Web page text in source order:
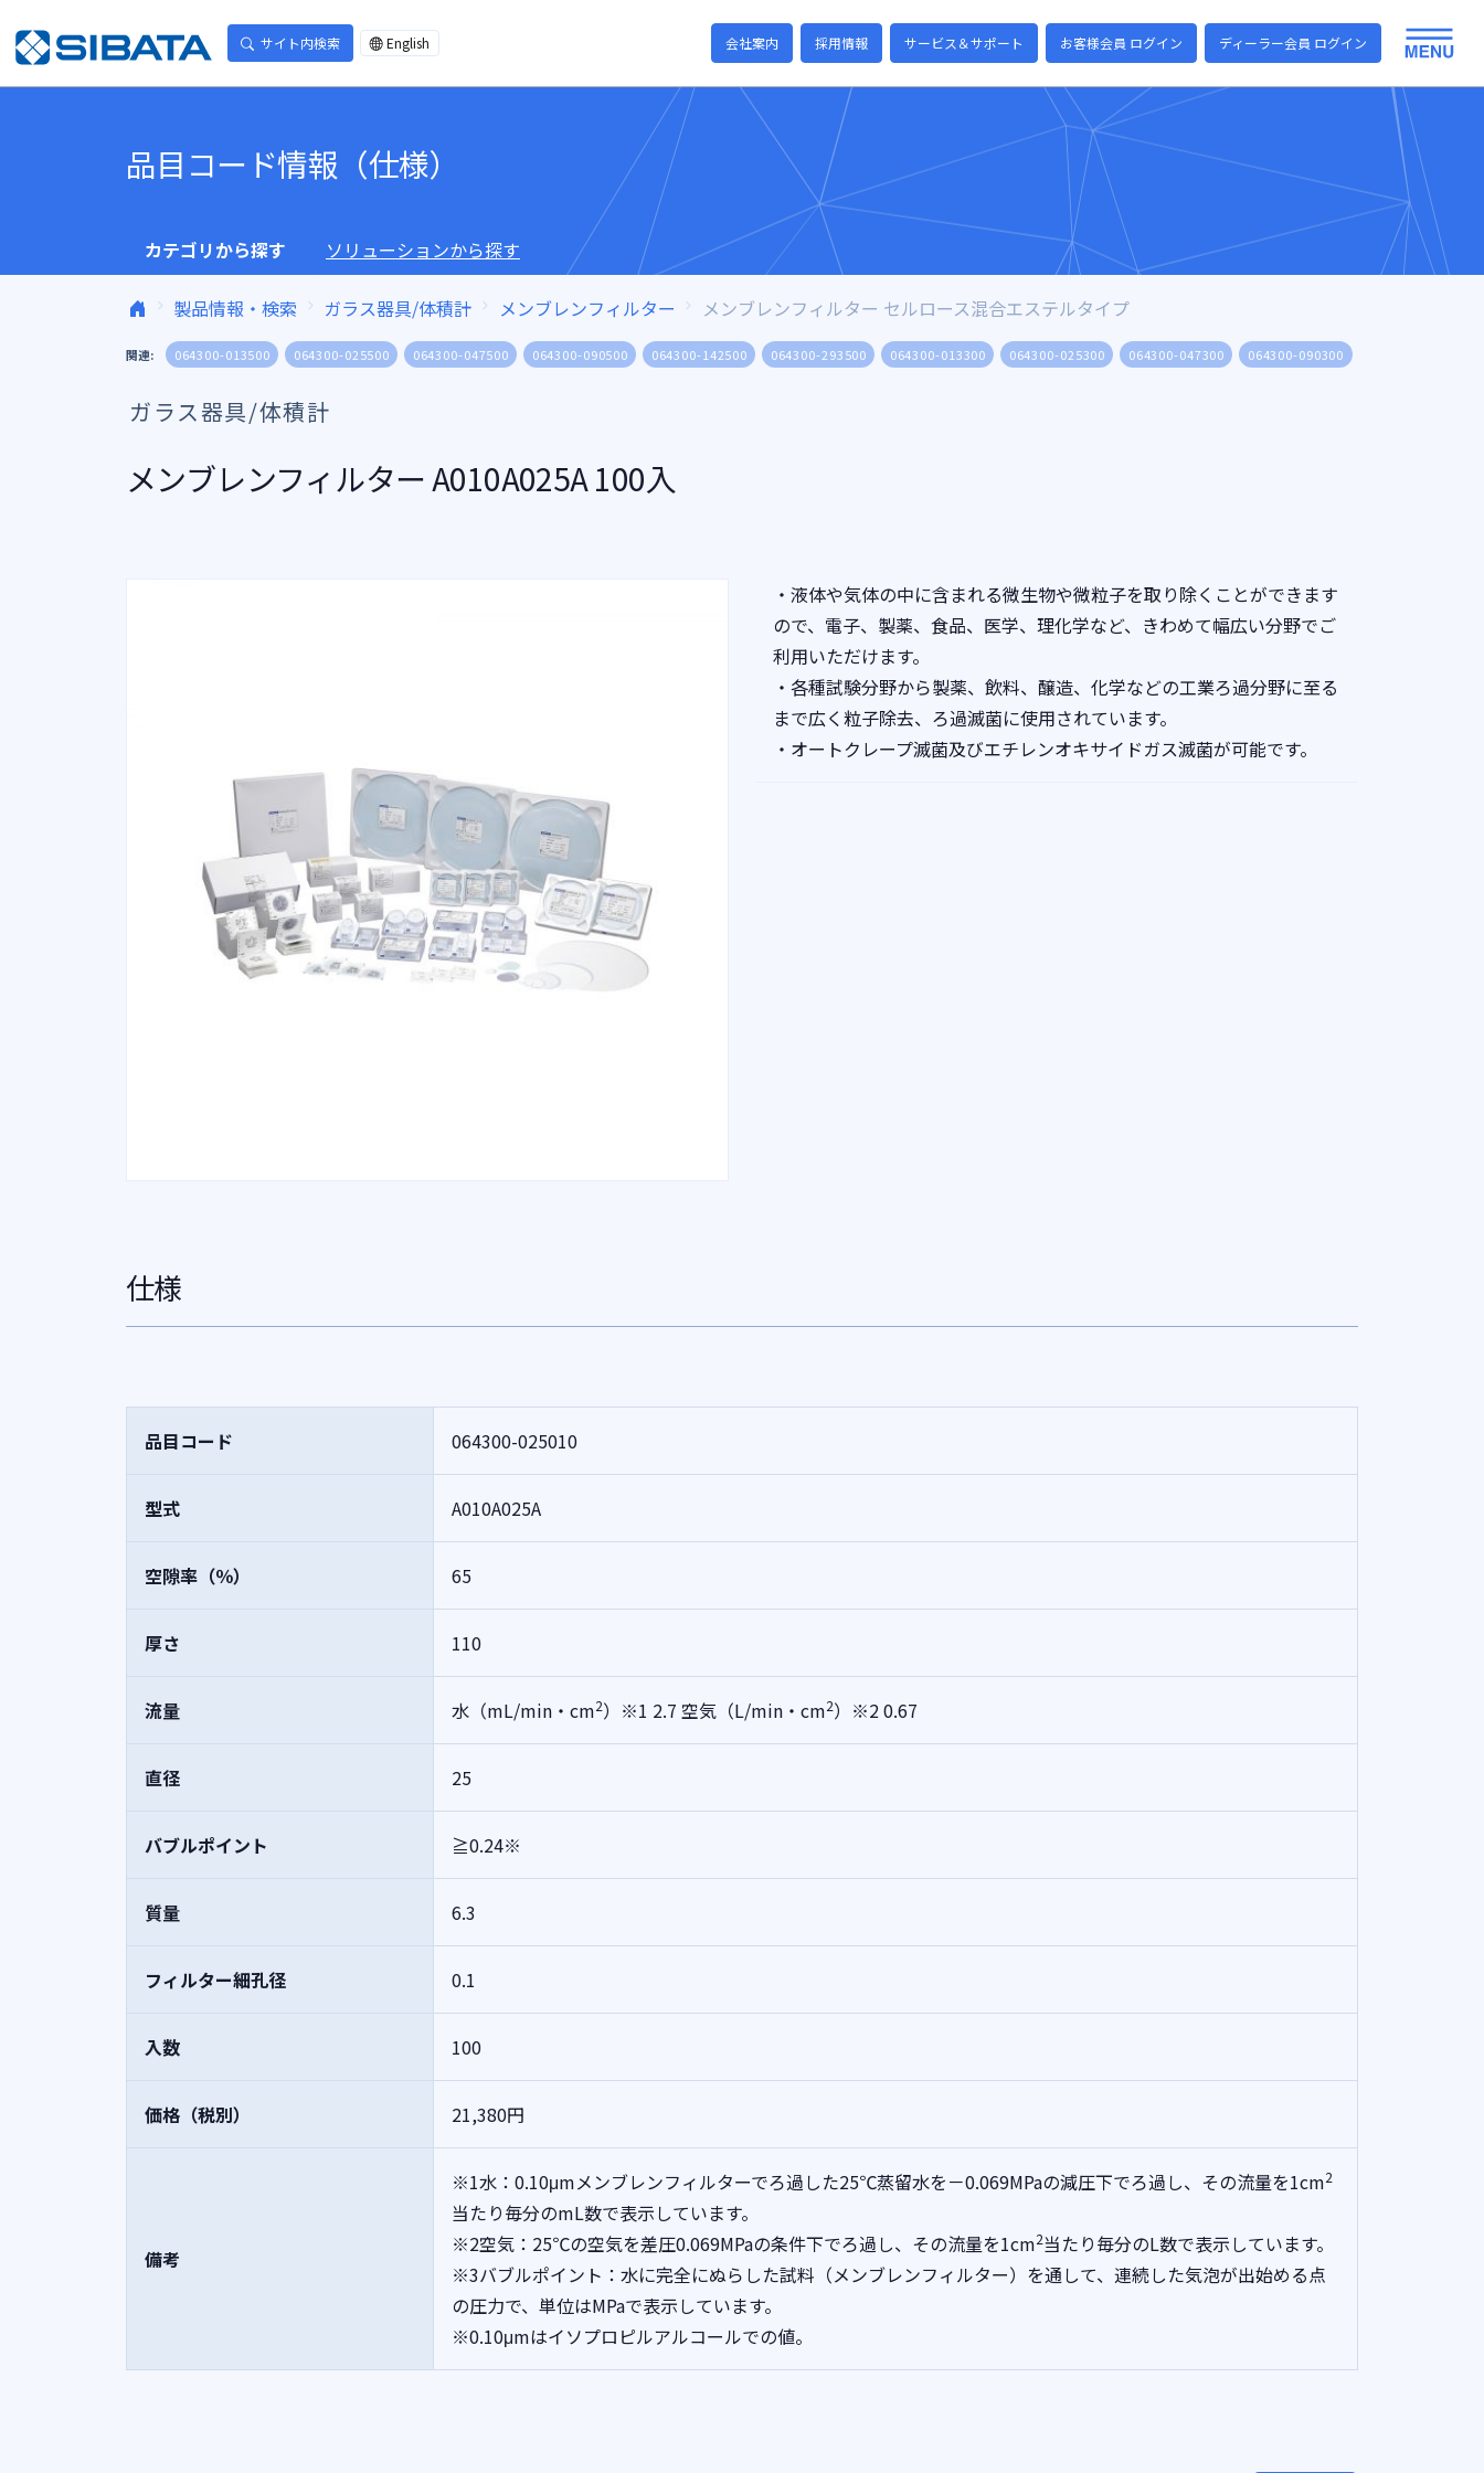
サイト内検索 English 会社案内 採用情報 サービス＆サポート お客様会員 ログイン ディーラー会員 ログイン
品目コード情報（仕様）
カテゴリから探す ソリューションから探す
製品情報・検索 ガラス器具/体積計 メンブレンフィルター メンブレンフィルター セルロース混合エステルタイプ
関連: 064300-013500 064300-025500 064300-047500 064300-090500 064300-142500 064300-293500 064300-013300 064300-025300 064300-047300 064300-090300
ガラス器具/体積計
メンブレンフィルター A010A025A 100入
・液体や気体の中に含まれる微生物や微粒子を取り除くことができます
ので、電子、製薬、食品、医学、理化学など、きわめて幅広い分野でご
利用いただけます。
・各種試験分野から製薬、飲料、醸造、化学などの工業ろ過分野に至る
まで広く粒子除去、ろ過滅菌に使用されています。
・オートクレープ滅菌及びエチレンオキサイドガス滅菌が可能です。
仕様
品目コード 064300-025010
型式 A010A025A
空隙率（％） 65
厚さ 110
流量 水（mL/min・cm2）※1 2.7 空気（L/min・cm2）※2 0.67
直径 25
バブルポイント ≧0.24※
質量 6.3
フィルター細孔径 0.1
入数 100
価格（税別） 21,380円
備考
※1水：0.10μmメンブレンフィルターでろ過した25℃蒸留水を－0.069MPaの減圧下でろ過し、その流量を1cm2
当たり毎分のmL数で表示しています。
※2空気：25℃の空気を差圧0.069MPaの条件下でろ過し、その流量を1cm2当たり毎分のL数で表示しています。
※3バブルポイント：水に完全にぬらした試料（メンブレンフィルター）を通して、連続した気泡が出始める点
の圧力で、単位はMPaで表示しています。
※0.10μmはイソプロピルアルコールでの値。